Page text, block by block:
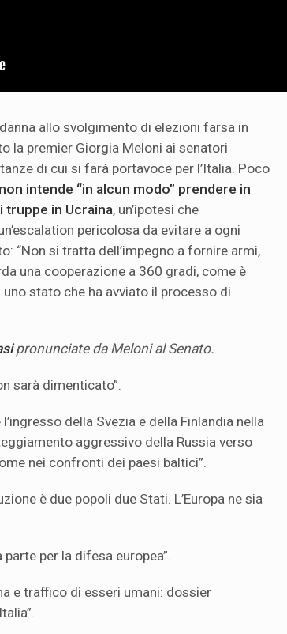
allo svolgimento di elezioni farsa in
la premier Giorgia Meloni ai senatori
di cui si farà portavoce per l’Italia. Poco
non intende “in alcun modo” prendere in
truppe in Ucraina, un’ipotesi che
pericolosa da evitare a ogni
“Non si tratta dell’impegno a fornire armi,
una cooperazione a 360 gradi, come è
uno stato che ha avviato il processo di
pronunciate da Meloni al Senato.
sarà dimenticato”.
della Svezia e della Finlandia nella
aggressivo della Russia verso
nei confronti dei paesi baltici”.
è due popoli due Stati. L’Europa ne sia
per la difesa europea”.
e traffico di esseri umani: dossier